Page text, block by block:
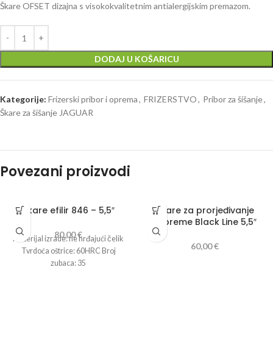
Škare OFSET dizajna s visokokvalitetnim antialergijskim premazom.
DODAJ U KOŠARICU
Kategorije: Frizerski pribor i oprema, FRIZERSTVO, Pribor za šišanje,
Škare za šišanje JAGUAR
Povezani proizvodi
Škare efilir 846 – 5,5″
80,00€
Materijal izrade: ne hrđajući čelik
Tvrdoća oštrice: 60HRC Broj
zubaca: 35
Škare za prorjeđivanje
Supreme Black Line 5,5″
60,00€